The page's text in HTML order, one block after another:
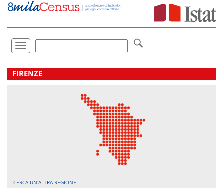
Vai
direttamente
Toggle
navigation
.
FIRENZE
CERCA UN'ALTRA REGIONE